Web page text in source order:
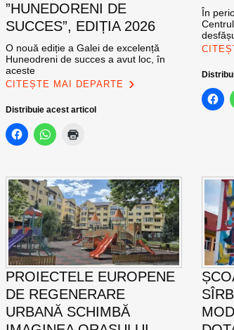
”HUNEDORENI DE
SUCCES”, EDIȚIA 2026
O nouă ediție a Galei de excelență
Huneodreni de succes a avut loc, în
aceste
CITEȘTE MAI DEPARTE
Distribuie acest articol
În
PROIECTELE EUROPENE
DE REGENERARE
URBANĂ SCHIMBĂ